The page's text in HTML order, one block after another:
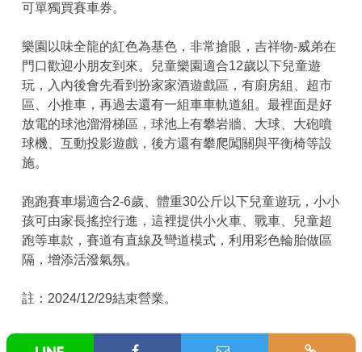
可單獨買賽車券。
樂園以味全龍的紅色為基色，非常搶眼，吉祥物-威弟在
門口歡迎小朋友到來。兒童樂園適合12歲以下兒童遊
玩，入內後會先看到扮家家酒遊戲區，有廚房組、超市
區、小推車，再過去還有一組車車軌道組。最裡面是好
放電的球池溜滑梯區，球池上有攀岩牆、大球、大砲噴
球機、互動投影遊戲，後方還有攀爬闖關與平衡椅等設
施。
跑跑賽車場適合2-6歲、體重30公斤以下兒童遊玩，小小
孩可由家長搖控行進，這裡提供小火車、戰車、兒童超
跑等車款，賽道有直線及彎道模式，利用彩色輪胎做區
隔，增添活潑氣氛。
註：2024/12/29結束營業。